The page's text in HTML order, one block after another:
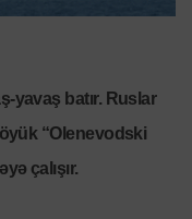
yavaş batır. Ruslar
“Olenevodski
çalışır.